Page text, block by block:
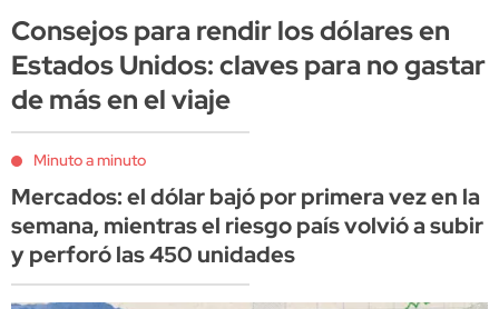
Consejos para rendir los dólares en
Estados Unidos: claves para no gastar
de más en el viaje
Minuto a minuto
Mercados: el dólar bajó por primera vez en la
semana, mientras el riesgo país volvió a subir
y perforó las 450 unidades